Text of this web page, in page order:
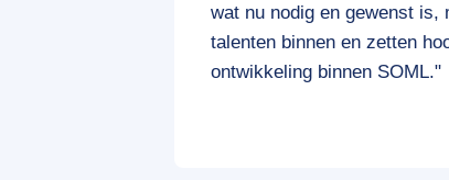
wat nu nodig en gewenst is,
talenten binnen en zetten
ontwikkeling binnen SOML."